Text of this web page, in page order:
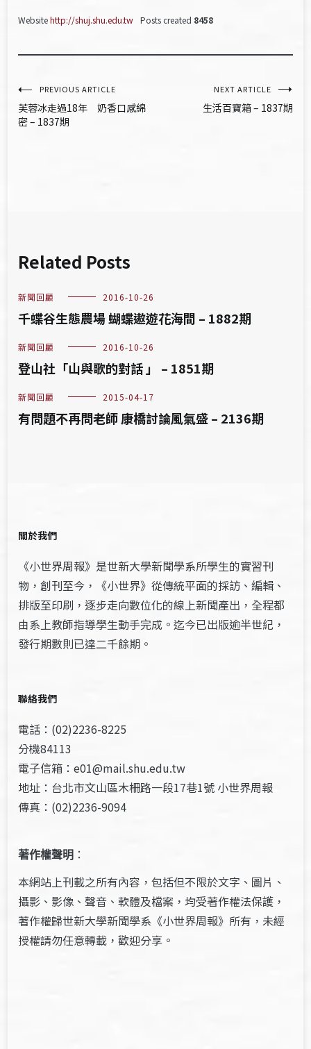
Websitehttp://shuj.shu.edu.tw Posts created 8458
文
章
PREVIOUS ARTICLE
芙蓉冰走過18年 奶香口感綿
密 – 1837期
NEXT ARTICLE
生活百寶箱 – 1837期
Related Posts
新聞回顧 2016-10-26
千蝶谷生態農場 蝴蝶遨遊花海間 – 1882期
新聞回顧 2016-10-26
登山社「山與歌的對話 」 – 1851期
新聞回顧 2015-04-17
有問題不再問老師 康橋討論風氣盛 – 2136期
關於我們
《小世界周報》是世新大學新聞學系所學生的實習刊
物，創刊至今，《小世界》從傳統平面的採訪、編輯、
排版至印刷，逐步走向數位化的線上新聞產出，全程都
由系上教師指導學生動手完成。迄今已出版逾半世紀，
發行期數則已達二千餘期。
聯絡我們
電話：(02)2236-8225
分機84113
電子信箱：e01@mail.shu.edu.tw
地址：台北市文山區木柵路一段17巷1號 小世界周報
傳真：(02)2236-9094
著作權聲明 ：
本網站上刊載之所有內容，包括但不限於文字、圖片、
攝影、影像、聲音、軟體及檔案，均受著作權法保護，
著作權歸世新大學新聞學系《小世界周報》所有，未經
授權請勿任意轉載，歡迎分享。